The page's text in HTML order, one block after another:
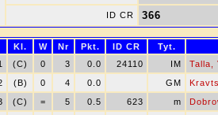
ID CR 366
Kl. W Nr Pkt. ID CR
Tyt.
(C) 0 3 0.0 24110 IM
Talla,
(B) 0 4 0.0 GM
(C) = 5 0.5 623 m